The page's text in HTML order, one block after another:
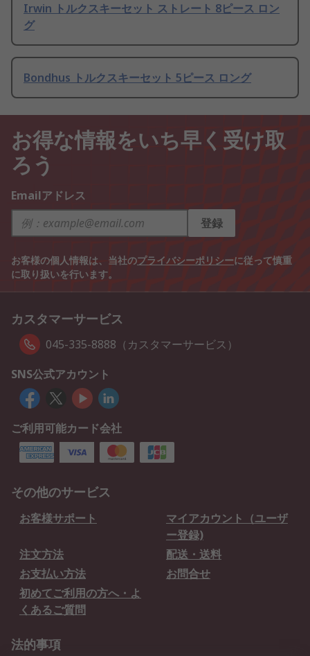
Irwin トルクスキーセット ストレート 8ピース ロン
グ
Bondhus トルクスキーセット 5ピース ロング
お得な情報をいち早く受け取
ろう
Emailアドレス
登録
お客様の個人情報は、当社のプライバシーポリシーに従って慎重
に取り扱いを行います。
カスタマーサービス
045-335-8888（カスタマーサービス）
SNS公式アカウント
ご利用可能カード会社
その他のサービス
お客様サポート
マイアカウント（ユーザ
ー登録)
注文方法
配送・送料
お支払い方法
お問合せ
初めてご利用の方へ・よ
くあるご質問
法的事項